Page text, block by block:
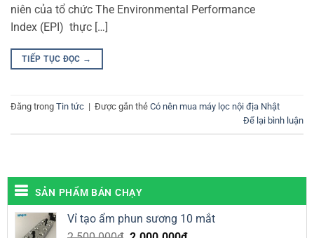
niên của tổ chức The Environmental Performance
Index (EPI) thực […]
TIẾP TỤC ĐỌC →
Đăng trong Tin tức | Được gắn thẻ Có nên mua máy lọc nội địa Nhật
Để lại bình luận
SẢN PHẨM BÁN CHẠY
Vỉ tạo ẩm phun sương 10 mắt